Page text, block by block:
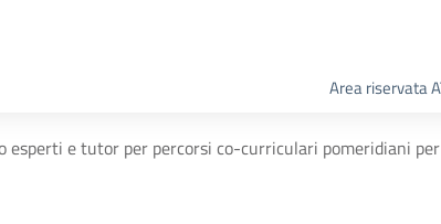
Area riservata
esperti e tutor per percorsi co-curriculari pomeridiani